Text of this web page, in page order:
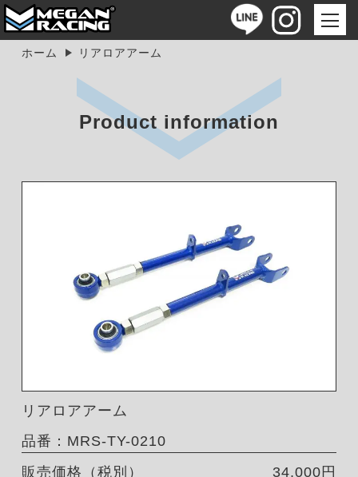
ホーム リアロアアーム
Product information
リアロアアーム
品番：MRS-TY-0210
販売価格（税別）
34,000円